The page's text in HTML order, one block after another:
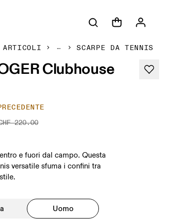
SCARPE DA TENNIS
Clubhouse
220.00
e fuori dal campo. Questa
versatile sfuma i confini tra
Uomo